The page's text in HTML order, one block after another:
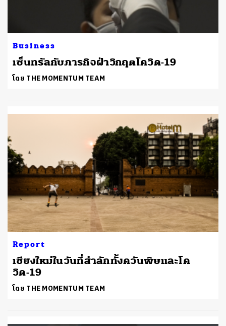
Business
เซ็นทรัลกับภารกิจฝ่าวิกฤตโควิด-19
โดย THE MOMENTUM TEAM
Report
เชียงใหม่ในวันที่สำลักทั้งควันพิษและโค
วิด-19
โดย THE MOMENTUM TEAM